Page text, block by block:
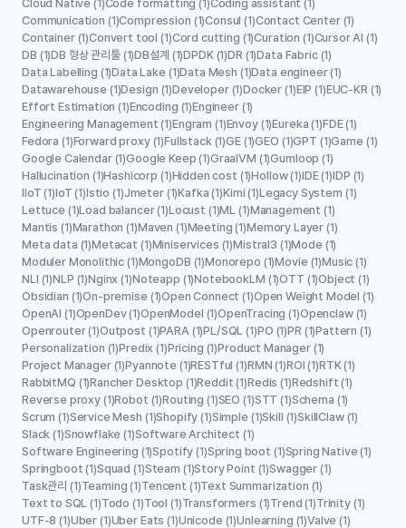
Cloud Native (1)Code formatting (1)Coding assistant (1)
Communication (1)Compression (1)Consul (1)Contact Center (1)
Container (1)Convert tool (1)Cord cutting (1)Curation (1)Cursor AI (1)
DB (1)DB 형상 관리툴 (1)DB설계 (1)DPDK (1)DR (1)Data Fabric (1)
Data Labelling (1)Data Lake (1)Data Mesh (1)Data engineer (1)
Datawarehouse (1)Design (1)Developer (1)Docker (1)EIP (1)EUC-KR (1)
Effort Estimation (1)Encoding (1)Engineer (1)
Engineering Management (1)Engram (1)Envoy (1)Eureka (1)FDE (1)
Fedora (1)Forward proxy (1)Fullstack (1)GE (1)GEO (1)GPT (1)Game (1)
Google Calendar (1)Google Keep (1)GraalVM (1)Gumloop (1)
Hallucination (1)Hashicorp (1)Hidden cost (1)Hollow (1)IDE (1)IDP (1)
IIoT (1)IoT (1)Istio (1)Jmeter (1)Kafka (1)Kimi (1)Legacy System (1)
Lettuce (1)Load balancer (1)Locust (1)ML (1)Management (1)
Mantis (1)Marathon (1)Maven (1)Meeting (1)Memory Layer (1)
Meta data (1)Metacat (1)Miniservices (1)Mistral3 (1)Mode (1)
Moduler Monolithic (1)MongoDB (1)Monorepo (1)Movie (1)Music (1)
NLI (1)NLP (1)Nginx (1)Noteapp (1)NotebookLM (1)OTT (1)Object (1)
Obsidian (1)On-premise (1)Open Connect (1)Open Weight Model (1)
OpenAI (1)OpenDev (1)OpenModel (1)OpenTracing (1)Openclaw (1)
Openrouter (1)Outpost (1)PARA (1)PL/SQL (1)PO (1)PR (1)Pattern (1)
Personalization (1)Predix (1)Pricing (1)Product Manager (1)
Project Manager (1)Pyannote (1)RESTful (1)RMN (1)ROI (1)RTK (1)
RabbitMQ (1)Rancher Desktop (1)Reddit (1)Redis (1)Redshift (1)
Reverse proxy (1)Robot (1)Routing (1)SEO (1)STT (1)Schema (1)
Scrum (1)Service Mesh (1)Shopify (1)Simple (1)Skill (1)SkillClaw (1)
Slack (1)Snowflake (1)Software Architect (1)
Software Engineering (1)Spotify (1)Spring boot (1)Spring Native (1)
Springboot (1)Squad (1)Steam (1)Story Point (1)Swagger (1)
Task관리 (1)Teaming (1)Tencent (1)Text Summarization (1)
Text to SQL (1)Todo (1)Tool (1)Transformers (1)Trend (1)Trinity (1)
UTF-8 (1)Uber (1)Uber Eats (1)Unicode (1)Unlearning (1)Valve (1)